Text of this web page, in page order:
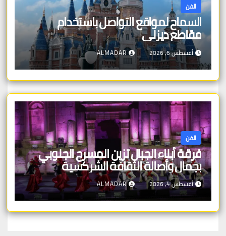
الفن
السماح لمواقع التواصل باستخدام
مقاطع ديزني
أغسطس 6, 2026 ALMADAR
الفن
فرقة أبناء الجبال تزين المسرح الجنوبي
بجمال وأصالة الثقافة الشركسية
أغسطس 4, 2026 ALMADAR